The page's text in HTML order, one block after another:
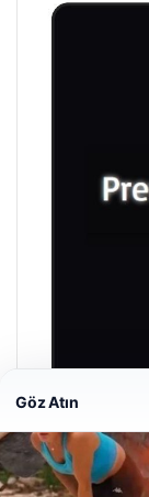
Prenses
Nisan 29, 2026
Göz Atın